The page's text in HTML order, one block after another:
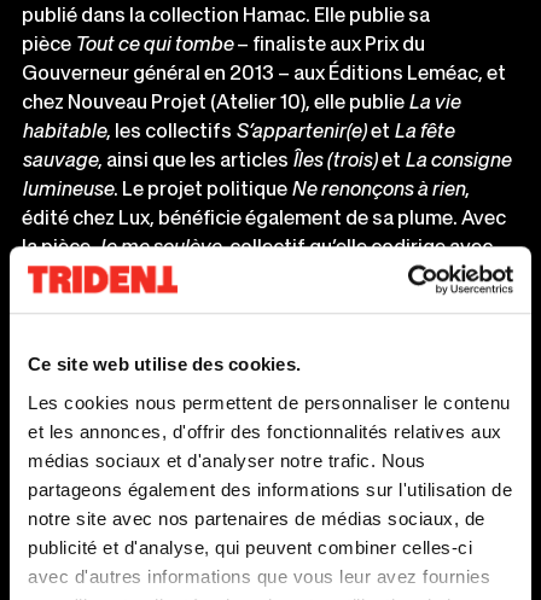
Ce
lien
Ce site web utilise des cookies.
Les cookies nous permettent de personnaliser le contenu
et les annonces, d'offrir des fonctionnalités relatives aux
médias sociaux et d'analyser notre trafic. Nous
partageons également des informations sur l'utilisation de
notre site avec nos partenaires de médias sociaux, de
publicité et d'analyse, qui peuvent combiner celles-ci
avec d'autres informations que vous leur avez fournies
publié dans la collection Hamac. Elle publie sa
pièce Tout ce qui tombe– finaliste aux Prix du
Gouverneur général en 2013 – aux Éditions Leméac, et
chez Nouveau Projet (Atelier 10), elle publie La vie
habitable, les collectifs S’appartenir(e)et La fête
sauvage, ainsi que les articles Îles (trois)et La consigne
lumineuse. Le projet politique Ne renonçons à rien,
édité chez Lux, bénéficie également de sa plume. Avec
la pièceJe me soulève, collectif qu’elle codirige avec
Gabrielle Côté, elle prouve une fois encore que sa
communauté. Véronique signe également des
chroniques dans le Devoir ainsi qu’à la radio, sur la
chaîne ICI Première.
MISE EN SCÈNE